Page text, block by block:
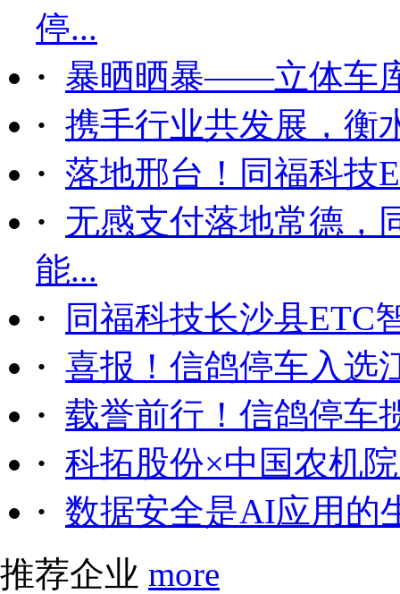
停...
· 暴晒晒暴——立体车
· 携手行业共发展，衡
· 落地邢台！同福科技
· 无感支付落地常德，
能...
·
同福科技长沙县ETC
· 喜报！信鸽停车入选
· 载誉前行！信鸽停车
· 科拓股份×中国农机
· 数据安全是AI应用的
推荐企业 more